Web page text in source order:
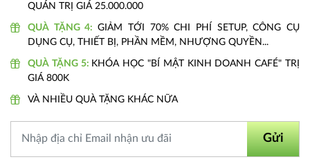
QUÁN TRỊ GIÁ 25.000.000
QUÀ TẶNG 4:GIẢM TỚI 70% CHI PHÍ SETUP, CÔNG CỤ
DỤNG CỤ, THIẾT BỊ, PHẦN MỀM, NHƯỢNG QUYỀN...
QUÀ TẶNG 5: KHÓA HỌC "BÍ MẬT KINH DOANH CAFÉ" TRỊ
GIÁ 800K
VÀ NHIỀU QUÀ TẶNG KHÁC NỮA
Gửi